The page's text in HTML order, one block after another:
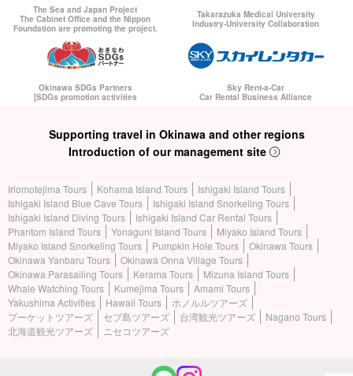
The Sea and Japan Project
The Cabinet Office and the Nippon
Foundation are promoting the project.
Takarazuka Medical University
Industry-University Collaboration
Okinawa SDGs Partners
[SDGs promotion activities
Sky Rent-a-Car
Car Rental Business Alliance
Supporting travel in Okinawa and other regions
Introduction of our management site
Iriomotejima Tours Kohama Island Tours
Ishigaki Island Tours
Ishigaki Island Blue Cave Tours
Ishigaki Island Snorkeling Tours
Ishigaki Island Diving Tours
Ishigaki Island Car Rental Tours
Phantom Island Tours
Yonaguni Island Tours
Miyako Island Tours
Miyako Island Snorkeling Tours
Pumpkin Hole Tours
Okinawa Tours
Okinawa Yanbaru Tours
Okinawa Onna Village Tours
Okinawa Parasailing Tours
Kerama Tours
Mizuna Island Tours
Whale Watching Tours
Kumejima Tours
Amami Tours
Yakushima Activities
Hawaii Tours
ホノルルツアーズ
プーケットツアーズ
セブ島ツアーズ 台湾観光ツアーズ
Nagano Tours
北海道観光ツアーズ
ニセコツアーズ